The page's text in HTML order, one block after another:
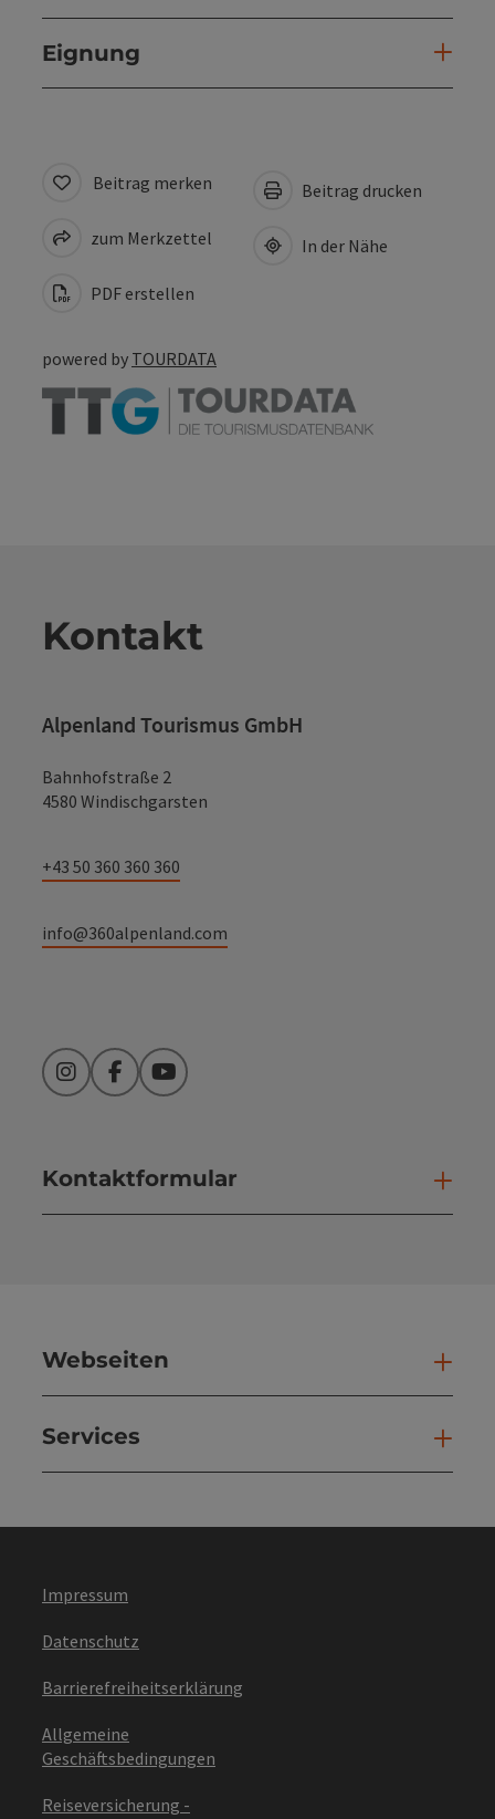
Eignung
Beitrag merken
zum Merkzettel
PDF erstellen
Beitrag drucken
In der Nähe
powered by TOURDATA
Kontakt
Alpenland Tourismus GmbH
Bahnhofstraße 2
4580 Windischgarsten
+43 50 360 360 360
info@360alpenland.com
InstagramFacebookYouTube
Kontaktformular
Webseiten
Services
Impressum
Datenschutz
Barrierefreiheitserklärung
Allgemeine
Geschäftsbedingungen
Reiseversicherung -